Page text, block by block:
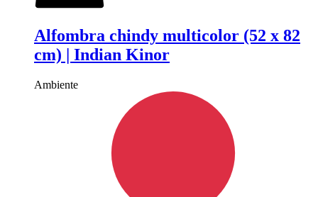
Alfombra chindy multicolor (52 x 82
cm) | Indian Kinor
Ambiente